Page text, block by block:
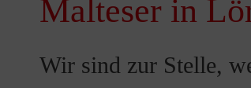
Malteser in
Wir sind zur Stelle,